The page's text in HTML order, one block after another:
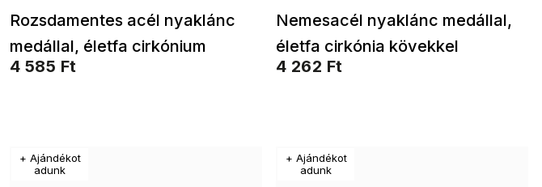
Rozsdamentes acél nyaklánc
medállal, életfa cirkónium
kövekkel és gyöngyökkel
4 585 Ft
Nemesacél nyaklánc medállal,
életfa cirkónia kövekkel
3001806
4 262 Ft
+ Ajándékot
adunk
+ Ajándékot
adunk